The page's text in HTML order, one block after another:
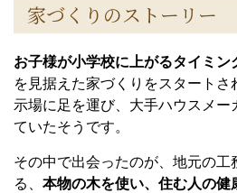
家づくりのストーリー
お子様が小学校に上がるタイミン
を見据えた家づくりをスタート
示場に足を運び、大手ハウスメ
ていたそうです。
その中で出会ったのが、地元の工
る、 本物の木を使い、住む人の健